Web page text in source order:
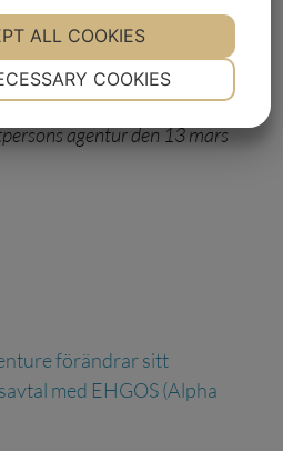
Oncology Venture A/S
enligt EU:s förordning om
genom
agentur den 13 mars
förändrar sitt
med EHGOS (Alpha
YES NO
STATISTICS
COOKIES
ALL COOKIES